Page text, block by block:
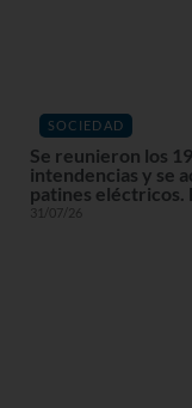
SOCIEDAD
Se reunieron los
intendencias y se
patines eléctricos.
31/07/26